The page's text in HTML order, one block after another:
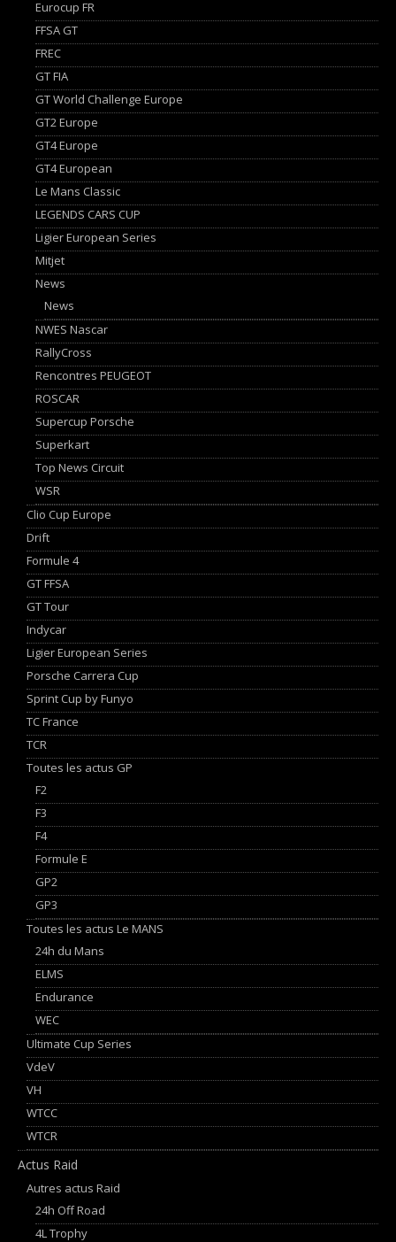
Eurocup FR
FFSA GT
FREC
GT FIA
GT World Challenge Europe
GT2 Europe
GT4 Europe
GT4 European
Le Mans Classic
LEGENDS CARS CUP
Ligier European Series
Mitjet
News
News
NWES Nascar
RallyCross
Rencontres PEUGEOT
ROSCAR
Supercup Porsche
Superkart
Top News Circuit
WSR
Clio Cup Europe
Drift
Formule 4
GT FFSA
GT Tour
Indycar
Ligier European Series
Porsche Carrera Cup
Sprint Cup by Funyo
TC France
TCR
Toutes les actus GP
F2
F3
F4
Formule E
GP2
GP3
Toutes les actus Le MANS
24h du Mans
ELMS
Endurance
WEC
Ultimate Cup Series
VdeV
VH
WTCC
WTCR
Actus Raid
Autres actus Raid
24h Off Road
4L Trophy